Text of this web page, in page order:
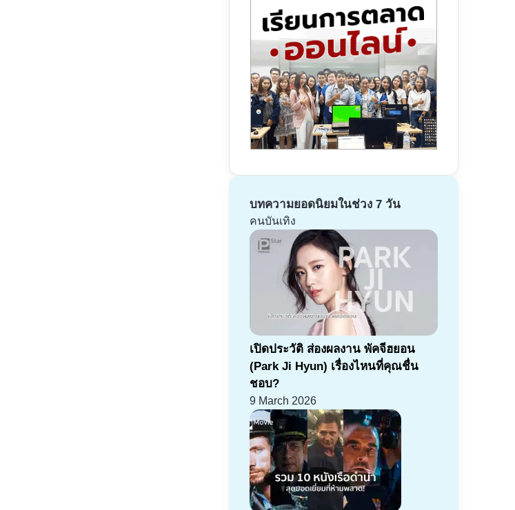
บทความยอดนิยมในช่วง 7 วัน
คนบันเทิง
เปิดประวัติ ส่องผลงาน พัคจีฮยอน
(Park Ji Hyun) เรื่องไหนที่คุณชื่น
ชอบ?
9 March 2026